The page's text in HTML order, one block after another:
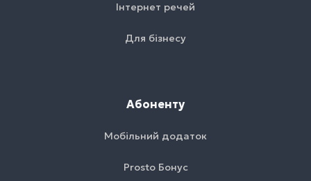
Інтернет речей
Для бізнесу
Абоненту
Мобільний додаток
Prosto Бонус